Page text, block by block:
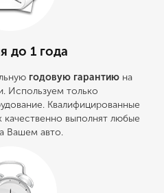
до 1 года
годовую гарантию на
Используем только
Квалифицированные
качественно выполнят любые
Вашем авто.